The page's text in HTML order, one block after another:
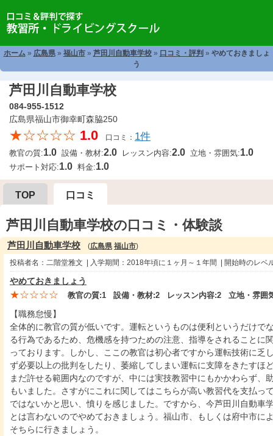
ホーム» 広島県» 福山市» 芦田川自動車学校» 口コミ・評判 » やめておきましょ
う
芦田川自動車学校
084-955-1512
広島県福山市御幸町森脇250
★☆☆☆☆ 1.0 口コミ： 1件
教官の質:1.0 設備・教材:2.0 レッスン内容:2.0 立地・雰囲気:1.0
サポート対応:1.0 料金:1.0
TOP 口コミ
芦田川自動車学校の口コミ・体験談
芦田川自動車学校 (広島県 福山市)
投稿者名：二階堂雅文 | 入学期間：2018年頃に１ヶ月～１年間 | 開始時のレベ
やめておきましょう
★☆☆☆☆ 教官の質:1 設備・教材:2 レッスン内容:2 立地・雰囲
【職務怠慢】
全体的に教官の質が低いです。運転というものは便利というだけで
る行為であるため、危機感を持つための注意、指導をされることに
っております。しかし、ここの教官は初心者ですから運転技術に乏
ず必要以上の批判をしたり、萎縮してしまい運転に支障をきたすほ
まだ許せる範囲内なのですが、中には実技教習中にもかかわらず、
もいました。さすがにこれに関してはこちらが高い教習代を支払っ
ではないかと思い、憤りを感じました。ですから、今芦田川自動車
とは言わないのでやめておきましょう。福山市、もしくは府中市に
そちらに行きましょう。